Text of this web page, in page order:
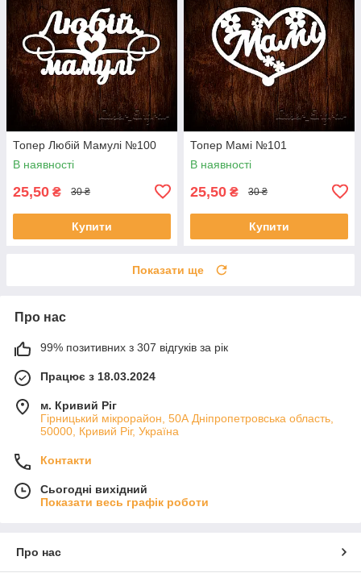
Топер Любій Мамулі №100
В наявності
25,50 ₴ 30 ₴
Купити
Топер Мамі №101
В наявності
25,50 ₴ 30 ₴
Купити
Показати ще
Про нас
99% позитивних з 307 відгуків за рік
Працює з 18.03.2024
м. Кривий Ріг
Гірницький мікрорайон, 50А Дніпропетровська область,
50000, Кривий Ріг, Україна
Контакти
Сьогодні вихідний
Показати весь графік роботи
Про нас